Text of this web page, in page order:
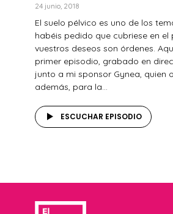
24 junio, 2018
El suelo pélvico es uno de los
habéis pedido que cubriese en el
vuestros deseos son órdenes.
primer episodio, grabado en
junto a mi sponsor Gynea, quien
además, para la...
ESCUCHAR EPISODIO